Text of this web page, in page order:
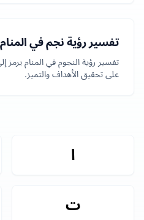
تفسير رؤية نجم في المنام
تفسير رؤية النجوم في المنام يرمز
على تحقيق الأهداف والتميز.
ا
ت